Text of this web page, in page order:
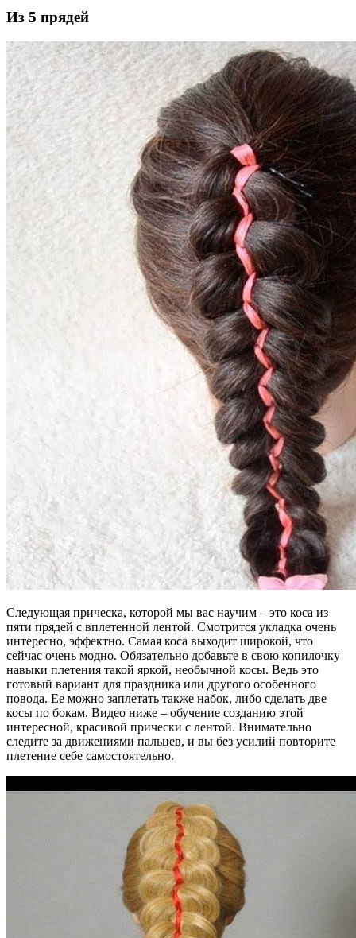
Из 5 прядей
Следующая прическа, которой мы вас научим – это коса из
пяти прядей с вплетенной лентой. Смотрится укладка очень
интересно, эффектно. Самая коса выходит широкой, что
сейчас очень модно. Обязательно добавьте в свою копилочку
навыки плетения такой яркой, необычной косы. Ведь это
готовый вариант для праздника или другого особенного
повода. Ее можно заплетать также набок, либо сделать две
косы по бокам. Видео ниже – обучение созданию этой
интересной, красивой прически с лентой. Внимательно
следите за движениями пальцев, и вы без усилий повторите
плетение себе самостоятельно.